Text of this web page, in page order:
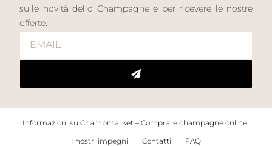
sulle novità dello Champagne e per ricevere le nostre
offerte.
Informazioni su Champmarket – Comprare champagne online
I nostri impegni
Contatti FAQ